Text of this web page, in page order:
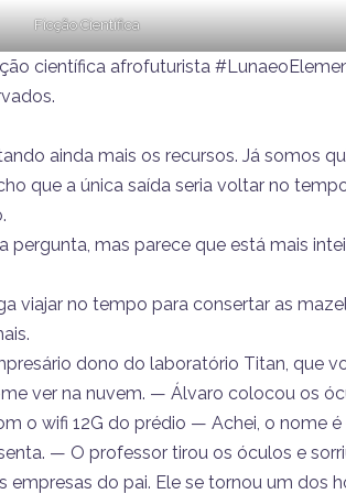
Ficção Científica
científica afrofuturista
ainda mais os recursos. Já somos
que a única saída seria voltar no
mas parece que está mais
viajar no tempo para consertar as
dono do laboratório Titan, que
ver na nuvem. — Álvaro colocou os
o wifi 12G do prédio — Achei, o nome
— O professor tirou os óculos e
do pai. Ele se tornou um dos